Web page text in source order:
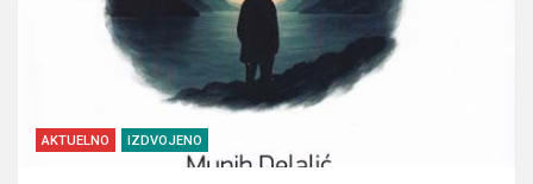
AKTUELNO IZDVOJENO